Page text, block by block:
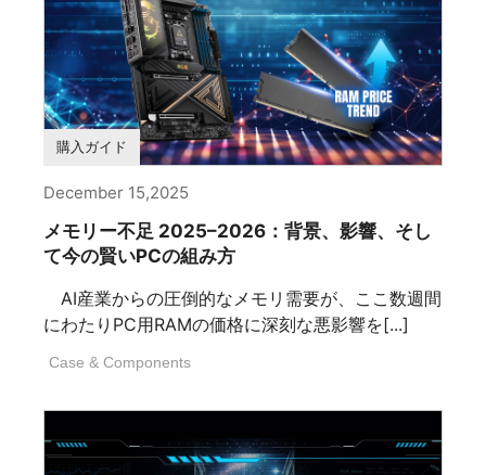
購入ガイド
December 15,2025
メモリー不足 2025–2026：背景、影響、そし
て今の賢いPCの組み方
AI産業からの圧倒的なメモリ需要が、ここ数週間
にわたりPC用RAMの価格に深刻な悪影響を[...]
Case & Components